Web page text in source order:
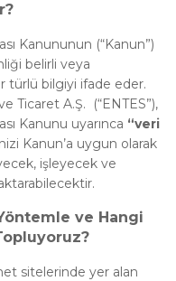
Kanununun (“Kanun”)
belirli veya
türlü bilgiyi ifade eder.
Ticaret A.Ş. (“ENTES”),
Kanunu uyarınca “veri
Kanun’a uygun olarak
işleyecek ve
ve Hangi
sitelerinde yer alan